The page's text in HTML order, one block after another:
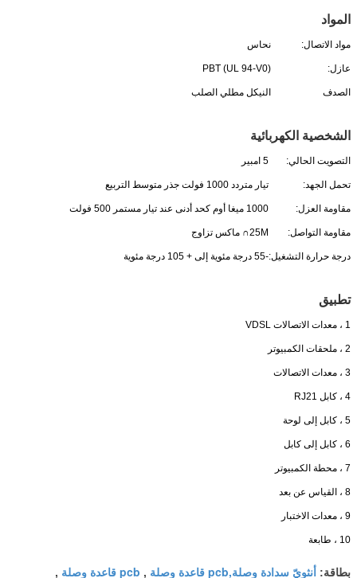
المواد
مواد الاتصال: نحاس
عازل: PBT (UL 94-V0)
الصدف النيكل مطلي الصلب
الشخصية الكهربائية
التصويت الحالي: 5 امبير
تحمل الجهد: تيار متردد 1000 فولت جذر متوسط ​​التربيع
مقاومة العزل: 1000 ميغا أوم كحد أدنى عند تيار مستمر 500 فولت
مقاومة التواصل: 25M∩ ماكس تزاوج
درجة حرارة التشغيل:-55 درجة مئوية إلى + 105 درجة مئوية
تطبيق
1 ، معدات الاتصالات VDSL
2 ، ملحقات الكمبيوتر
3 ، معدات الاتصالات
4 ، كابل RJ21
5 ، كابل إلى لوحة
6 ، كابل إلى كابل
7 ، محطة الكمبيوتر
8 ، القياس عن بعد
9 ، معدات الاختبار
10 ، طابعة
بطاقة: أنثويّ سدادة وصلة,pcb قاعدة وصلة , pcb قاعدة وصلة ,